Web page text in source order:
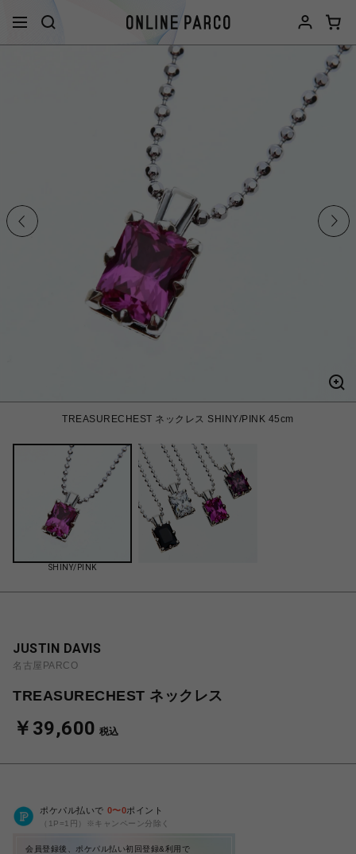
TREASURECHEST ネックレス SHINY/PINK 45cm
SHINY/PINK
JUSTIN DAVIS
名古屋PARCO
TREASURECHEST ネックレス
￥39,600 税込
ポケパル払いで 0〜0ポイント
（1P=1円）※キャンペーン分除く
会員登録後、ポケパル払い初回登録&利用で